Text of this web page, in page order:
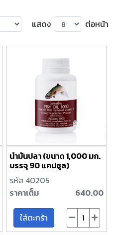
แสดง ต่อหน้า
น้ำมันปลา (ขนาด 1,000 มก.
บรรจุ 90 แคปซูล)
รหัส 40205
ราคาเต็ม
640.00
ใส่ตะกร้า